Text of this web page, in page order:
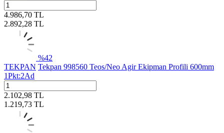
4.986,70 TL
2.892,28 TL
%42
TEKPAN Tekpan 998560 Teos/Neo Agir Ekipman Profili 600mm
1Pkt:2Ad
2.102,98 TL
1.219,73 TL